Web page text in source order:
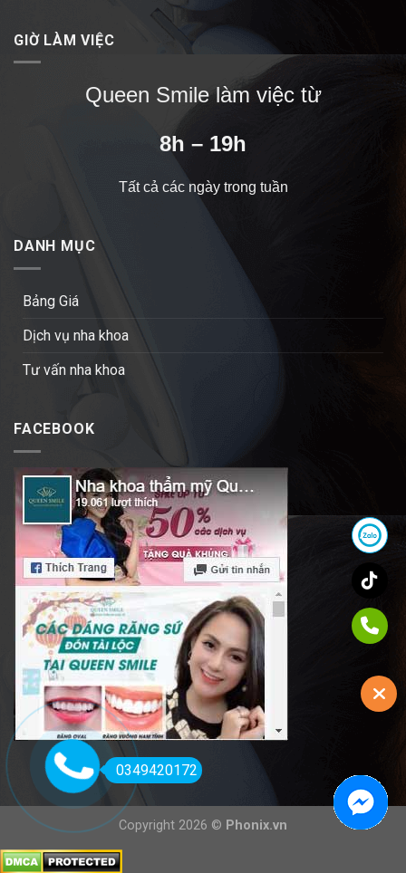
GIỜ LÀM VIỆC
Queen Smile làm việc từ
8h – 19h
Tất cả các ngày trong tuần
DANH MỤC
Bảng Giá
Dịch vụ nha khoa
Tư vấn nha khoa
FACEBOOK
Copyright 2026 © Phonix.vn
0349420172